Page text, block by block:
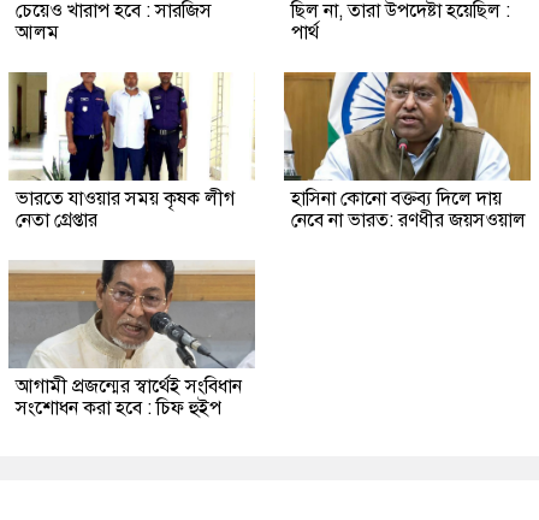
চেয়েও খারাপ হবে : সারজিস
আলম
ছিল না, তারা উপদেষ্টা হয়েছিল :
পার্থ
ভারতে যাওয়ার সময় কৃষক লীগ
নেতা গ্রেপ্তার
হাসিনা কোনো বক্তব্য দিলে দায়
নেবে না ভারত: রণধীর জয়সওয়াল
আগামী প্রজন্মের স্বার্থেই সংবিধান
সংশোধন করা হবে : চিফ হুইপ